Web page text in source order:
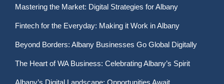
Mastering the Market: Digital Strategies for Albany
Fintech for the Everyday: Making it Work in Albany
Beyond Borders: Albany Businesses Go Global Digitally
The Heart of WA Business: Celebrating Albany’s Spirit
Albany’s Digital Landscape: Opportunities Await